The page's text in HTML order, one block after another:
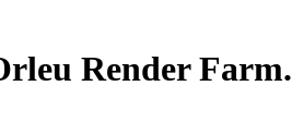
Render Farm.